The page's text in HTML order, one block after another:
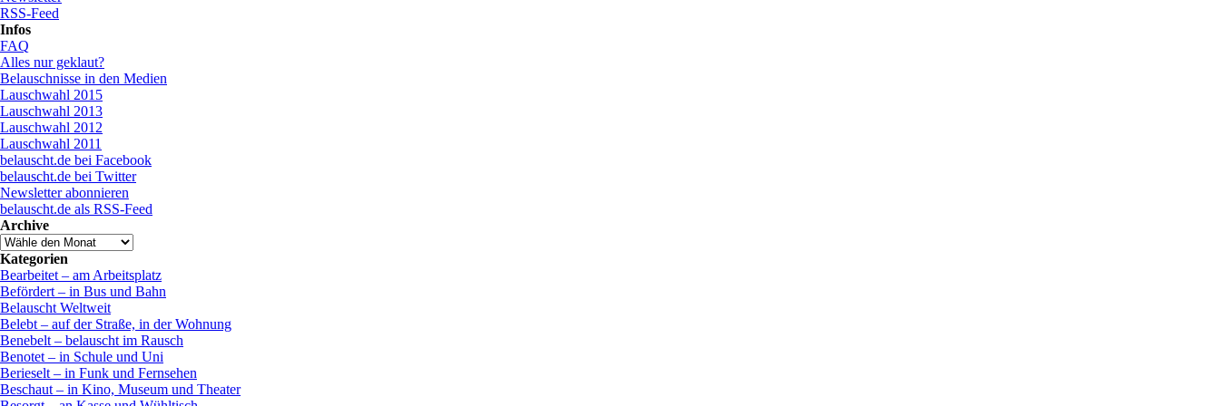
RSS-Feed
Infos
FAQ
Alles nur geklaut?
Belauschnisse in den Medien
Lauschwahl 2015
Lauschwahl 2013
Lauschwahl 2012
Lauschwahl 2011
belauscht.de bei Facebook
belauscht.de bei Twitter
Newsletter abonnieren
belauscht.de als RSS-Feed
Archive
Kategorien
Bearbeitet – am Arbeitsplatz
Befördert – in Bus und Bahn
Belauscht Weltweit
Belebt – auf der Straße, in der Wohnung
Benebelt – belauscht im Rausch
Benotet – in Schule und Uni
Berieselt – in Funk und Fernsehen
Beschaut – in Kino, Museum und Theater